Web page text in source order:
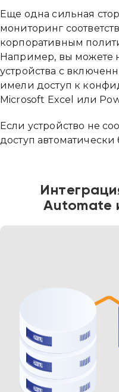
Еще одна сильная
мониторинг
корпоративным
Например, вы можете
устройства с
имели доступ к
Microsoft Excel или
Если устройство не
доступ автоматически
Automate
Привіт 👋,